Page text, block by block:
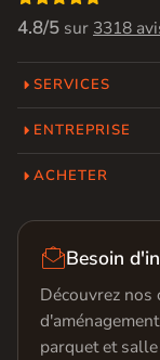
4.8/5 sur 3318
SERVICES
ENTREPRISE
ACHETER
Besoin
Découvrez nos
parquet et